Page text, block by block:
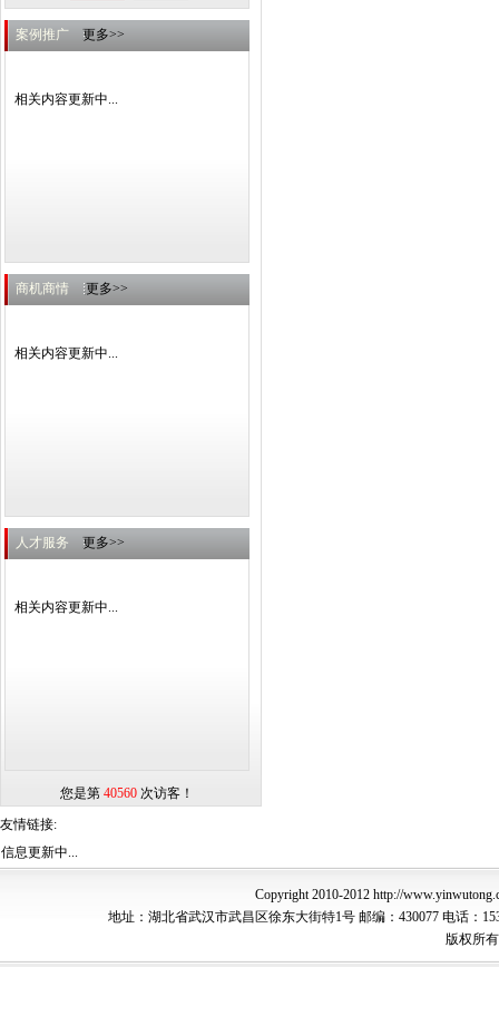
案例推广 更多>>
相关内容更新中...
商机商情更多>>
相关内容更新中...
人才服务 更多>>
相关内容更新中...
您是第 40560 次访客！
友情链接:
信息更新中...
Copyright 2010-2012 http://
地址：湖北省武汉市武昌区徐东大街特1号 邮编：430077 电话：
版权所